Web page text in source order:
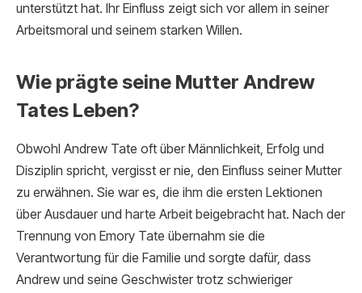
unterstützt hat. Ihr Einfluss zeigt sich vor allem in seiner
Arbeitsmoral und seinem starken Willen.
Wie prägte seine Mutter Andrew
Tates Leben?
Obwohl Andrew Tate oft über Männlichkeit, Erfolg und
Disziplin spricht, vergisst er nie, den Einfluss seiner Mutter
zu erwähnen. Sie war es, die ihm die ersten Lektionen
über Ausdauer und harte Arbeit beigebracht hat. Nach der
Trennung von Emory Tate übernahm sie die
Verantwortung für die Familie und sorgte dafür, dass
Andrew und seine Geschwister trotz schwieriger